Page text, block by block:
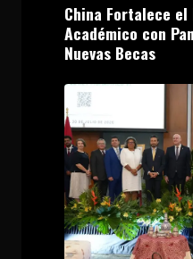
China Fortalece
Académico con
Nuevas Becas